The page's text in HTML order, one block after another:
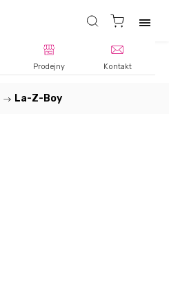
Prodejny Kontakt
/ La-Z-Boy